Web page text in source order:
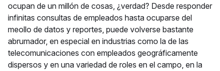
ocupan de un millón de cosas, ¿verdad? Desde responder
infinitas consultas de empleados hasta ocuparse del
meollo de datos y reportes, puede volverse bastante
abrumador, en especial en industrias como la de las
telecomunicaciones con empleados geográficamente
dispersos y en una variedad de roles en el campo, en la